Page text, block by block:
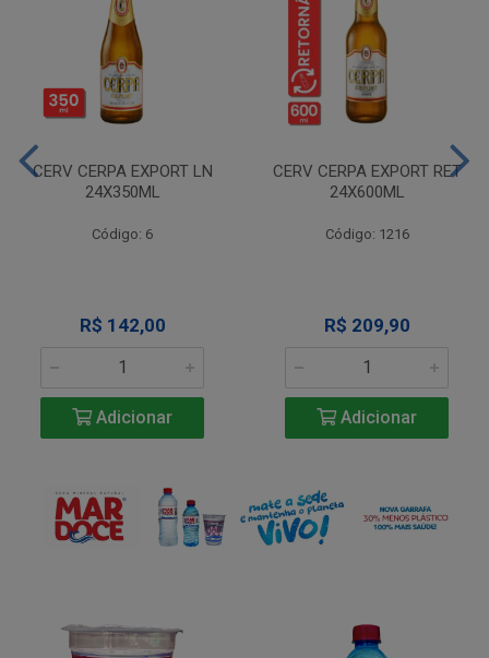
CERV CERPA EXPORT LN
24X350ML
Código: 6
R$ 142,00
Adicionar
CERV CERPA EXPORT RET
24X600ML
Código: 1216
R$ 209,90
Adicionar